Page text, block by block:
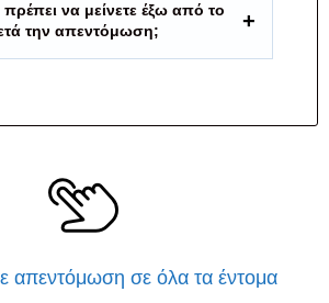
να μείνετε έξω από το
την απεντόμωση;
απεντόμωση σε όλα τα έντομα